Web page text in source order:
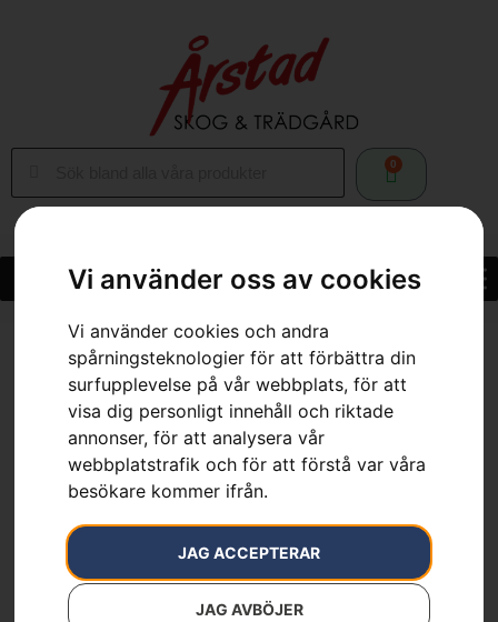
Vi använder oss av cookies
Vi använder cookies och andra
spårningsteknologier för att förbättra din
surfupplevelse på vår webbplats, för att
visa dig personligt innehåll och riktade
annonser, för att analysera vår
webbplatstrafik och för att förstå var våra
besökare kommer ifrån.
JAG ACCEPTERAR
JAG AVBÖJER
0
Webbutik HUSQVARNA LC 142iS med batteri och laddare